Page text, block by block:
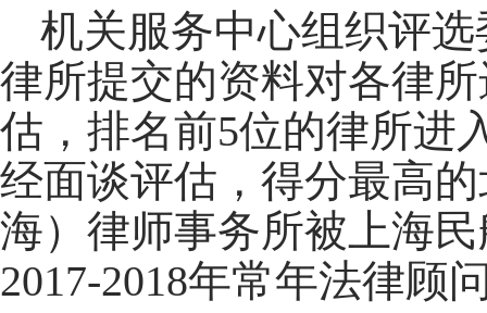
机关服务中心组织评
律所提交的资料对各律
估，排名前5位的律所进
经面谈评估，得分最高
海）律师事务所被上海
2017-2018年常年法律顾